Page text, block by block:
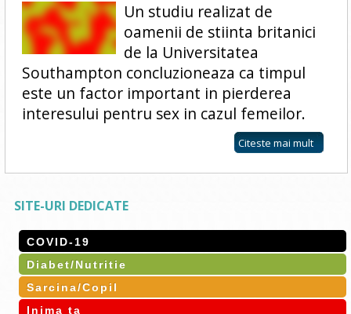
Un studiu realizat de
oamenii de stiinta britanici
de la Universitatea
Southampton concluzioneaza ca timpul
este un factor important in pierderea
interesului pentru sex in cazul femeilor.
Citeste mai mult
SITE-URI DEDICATE
COVID-19
Diabet/Nutritie
Sarcina/Copil
Inima ta